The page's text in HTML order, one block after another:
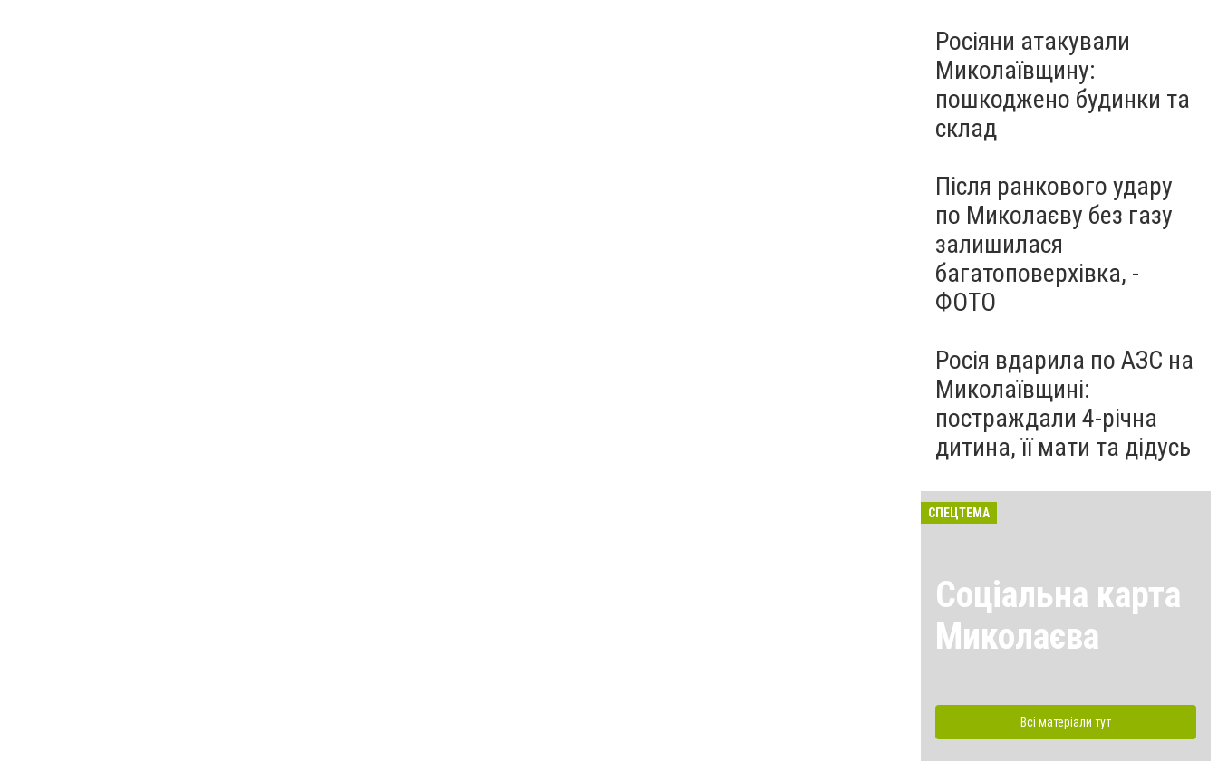
Росіяни атакували
Миколаївщину:
пошкоджено будинки та
склад
Після ранкового удару
по Миколаєву без газу
залишилася
багатоповерхівка, -
ФОТО
Росія вдарила по АЗС на
Миколаївщині:
постраждали 4-річна
дитина, її мати та дідусь
СПЕЦТЕМА
Соціальна карта
Миколаєва
Всі матеріали тут